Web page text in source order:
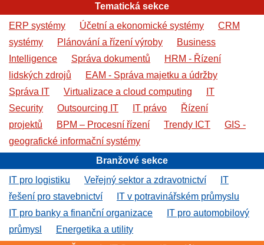
Tematická sekce
ERP systémy
Účetní a ekonomické systémy
CRM
systémy
Plánování a řízení výroby
Business
Intelligence
Správa dokumentů
HRM - Řízení
lidských zdrojů
EAM - Správa majetku a údržby
Správa IT
Virtualizace a cloud computing
IT
Security
Outsourcing IT IT právo
Řízení
projektů
BPM – Procesní řízení Trendy ICT
GIS -
geografické informační systémy
Branžové sekce
IT pro logistiku
Veřejný sektor a zdravotnictví
IT
řešení pro stavebnictví
IT v potravinářském průmyslu
IT pro banky a finanční organizace
IT pro automobilový
průmysl
Energetika a utility